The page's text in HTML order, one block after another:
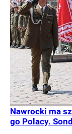
Nawrocki ma
go Polacy.